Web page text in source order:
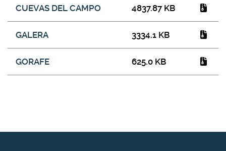
CUEVAS DEL CAMPO 4837.87 KB
GALERA 3334.1 KB
GORAFE 625.0 KB